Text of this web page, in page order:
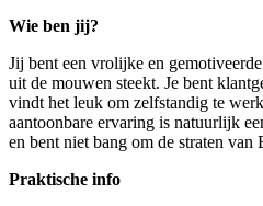
Wie ben jij?
Jij bent een vrolijke en
uit de mouwen steekt. Je bent
vindt het leuk om zelfstandig te
aantoonbare ervaring is natuurlijk
en bent niet bang om de straten
Praktische info